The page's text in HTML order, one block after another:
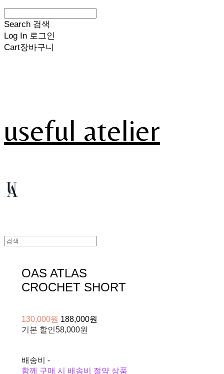
Search 검색
Log In 로그인
Cart장바구니
useful atelier
OAS ATLAS
CROCHET SHORT
130,000원 188,000원
기본 할인58,000원
배송비 -
함께 구매 시 배송비 절약 상품